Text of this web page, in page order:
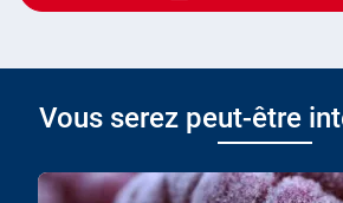
Vous serez peut-être